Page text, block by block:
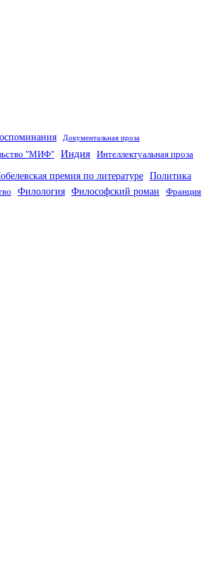
Документальная проза
"МИФ" Индия Интеллектуальная проза
премия по литературе Политика
Филология Философский роман Франция